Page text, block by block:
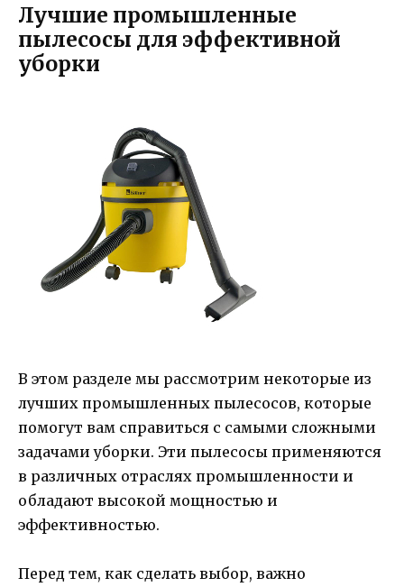
Лучшие промышленные
пылесосы для эффективной
уборки
В этом разделе мы рассмотрим некоторые из
лучших промышленных пылесосов, которые
помогут вам справиться с самыми сложными
задачами уборки. Эти пылесосы применяются
в различных отраслях промышленности и
обладают высокой мощностью и
эффективностью.
Перед тем, как сделать выбор, важно